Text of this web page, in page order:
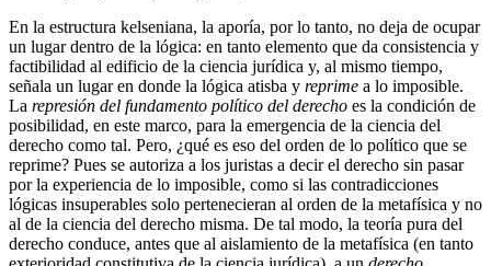
En la estructura kelseniana, la aporía, por lo tanto, no deja de ocupar
un lugar dentro de la lógica: en tanto elemento que da consistencia y
factibilidad al edificio de la ciencia jurídica y, al mismo tiempo,
señala un lugar en donde la lógica atisba y reprime a lo imposible.
La represión del fundamento político del derecho es la condición de
posibilidad, en este marco, para la emergencia de la ciencia del
derecho como tal. Pero, ¿qué es eso del orden de lo político que se
reprime? Pues se autoriza a los juristas a decir el derecho sin pasar
por la experiencia de lo imposible, como si las contradicciones
lógicas insuperables solo pertenecieran al orden de la metafísica y no
al de la ciencia del derecho misma. De tal modo, la teoría pura del
derecho conduce, antes que al aislamiento de la metafísica (en tanto